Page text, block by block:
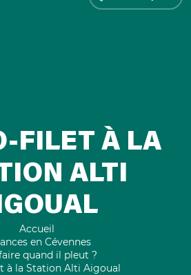
FILET À LA
ALTI
Accueil
en Cévennes
quand il pleut ?
à la Station Alti Aigoual